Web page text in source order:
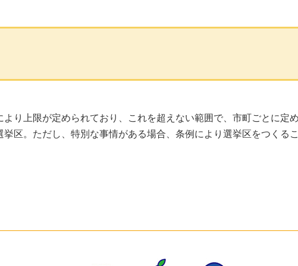
り上限が定められており、これを超えない範囲で、市町ごとに定め
区。ただし、特別な事情がある場合、条例により選挙区をつくるこ